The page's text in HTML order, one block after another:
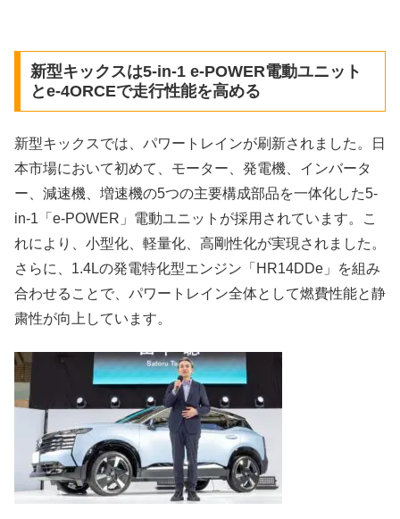
新型キックスは5-in-1 e-POWER電動ユニット
とe-4ORCEで走行性能を高める
新型キックスでは、パワートレインが刷新されました。日
本市場において初めて、モーター、発電機、インバータ
ー、減速機、増速機の5つの主要構成部品を一体化した5-
in-1「e-POWER」電動ユニットが採用されています。こ
れにより、小型化、軽量化、高剛性化が実現されました。
さらに、1.4Lの発電特化型エンジン「HR14DDe」を組み
合わせることで、パワートレイン全体として燃費性能と静
粛性が向上しています。